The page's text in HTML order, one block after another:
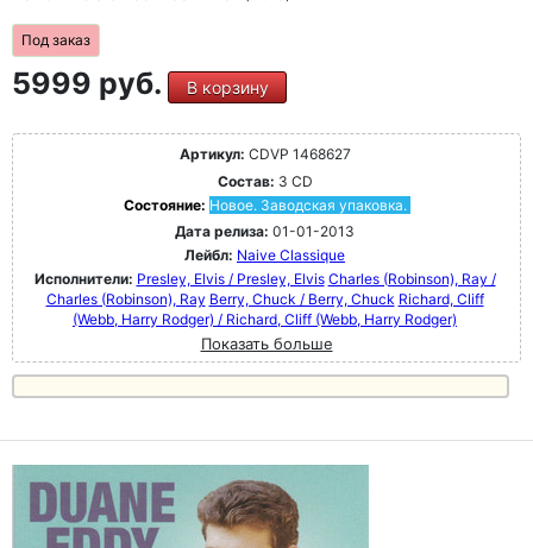
Под заказ
5999 руб. В корзину
Артикул: CDVP 1468627
Состав: 3 CD
Состояние: Новое. Заводская упаковка.
Дата релиза: 01-01-2013
Лейбл: Naive Classique
Исполнители: Presley, Elvis / Presley, Elvis Charles (Robinson), Ray /
Charles (Robinson), Ray Berry, Chuck / Berry, Chuck Richard, Cliff
(Webb, Harry Rodger) / Richard, Cliff (Webb, Harry Rodger)
Показать больше